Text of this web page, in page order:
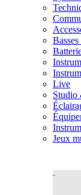
Live
Studio
Jeux